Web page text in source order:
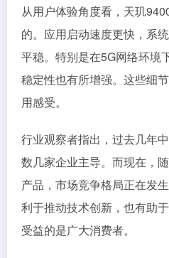
从用户体验角度看，天玑
的。应用启动速度更快，系
平稳。特别是在5G网络环境
稳定性也有所增强。这些细
用感受。
行业观察者指出，过去几年
数几家企业主导。而现在，
产品，市场竞争格局正在发
利于推动技术创新，也有助
受益的是广大消费者。